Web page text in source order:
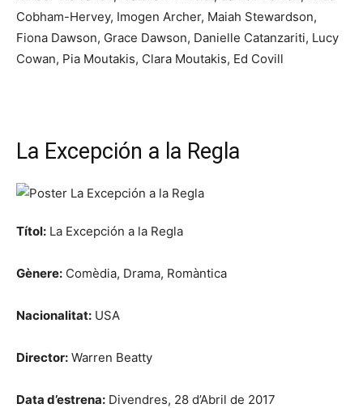
Cobham-Hervey, Imogen Archer, Maiah Stewardson,
Fiona Dawson, Grace Dawson, Danielle Catanzariti, Lucy
Cowan, Pia Moutakis, Clara Moutakis, Ed Covill
La Excepción a la Regla
Títol: La Excepción a la Regla
Gènere: Comèdia, Drama, Romàntica
Nacionalitat: USA
Director: Warren Beatty
Data d’estrena: Divendres, 28 d’Abril de 2017